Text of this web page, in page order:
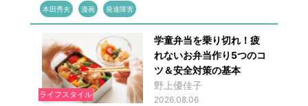
本田秀夫 漫画 発達障害
ライフスタイル
学童弁当を乗り切れ！疲
れないお弁当作り5つのコ
ツ＆安全対策の基本
野上優佳子
2026.08.06